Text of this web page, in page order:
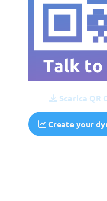
Scarica QR
Create your